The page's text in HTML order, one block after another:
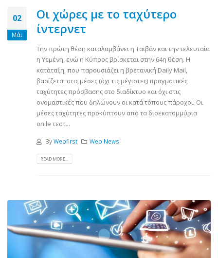
02
Μάι
Οι χώρες με το ταχύτερο
ίντερνετ
Την πρώτη θέση καταλαμβάνει η Ταϊβάν και την τελευταία
η Υεμένη, ενώ η Κύπρος βρίσκεται στην 64η θέση. Η
κατάταξη, που παρουσιάζει η βρετανική Daily Mail,
βασίζεται στις μέσες (όχι τις μέγιστες) πραγματικές
ταχύτητες πρόσβασης στο διαδίκτυο και όχι στις
ονομαστικές που δηλώνουν οι κατά τόπους πάροχοι. Οι
μέσες ταχύτητες προκύπτουν από τα δισεκατομμύρια
onile τεστ...
ByWebfirst Web News
READ MORE...